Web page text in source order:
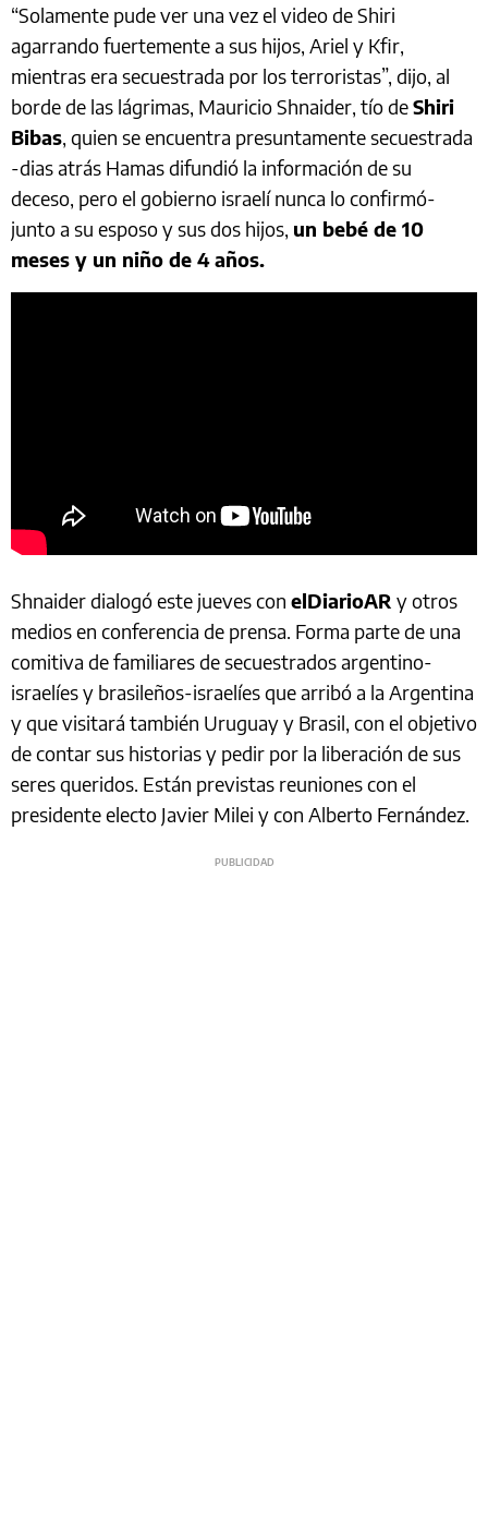
“Solamente pude ver una vez el video de Shiri
agarrando fuertemente a sus hijos, Ariel y Kfir,
mientras era secuestrada por los terroristas”, dijo, al
borde de las lágrimas, Mauricio Shnaider, tío deShiri
Bibas, quien se encuentra presuntamente secuestrada
-dias atrás Hamas difundió la información de su
deceso, pero el gobierno israelí nunca lo confirmó-
junto a su esposo y sus dos hijos, un bebé de 10
meses y un niño de 4 años.
Shnaider dialogó este jueves con elDiarioAR y otros
medios en conferencia de prensa. Forma parte de una
comitiva de familiares de secuestrados argentino-
israelíes y brasileños-israelíes que arribó a la Argentina
y que visitará también Uruguay y Brasil, con el objetivo
de contar sus historias y pedir por la liberación de sus
seres queridos. Están previstas reuniones con el
presidente electo Javier Milei y con Alberto Fernández.